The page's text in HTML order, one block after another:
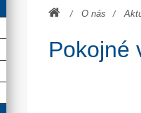
O nás
Pokojné